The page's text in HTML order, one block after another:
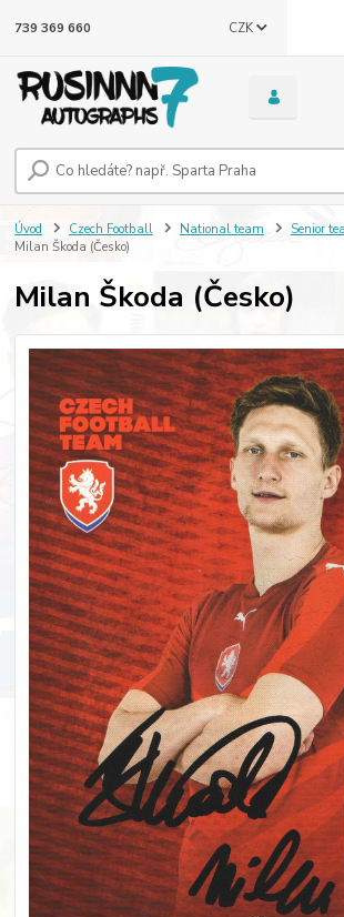
CZK
739 369 660
Úvod Czech Football National team Senior
Milan Škoda (Česko)
Milan Škoda (Česko)